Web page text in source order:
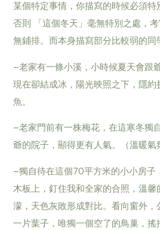
某個特定事情，你描寫的時候必須特
否則 「這個冬天」毫無特別之處，
無鋪排。而本身描寫部分比較弱的同
–老家有一條小溪，小時候夏天會跟
現在卻結成冰，陽光映照之下，隱
魚。
–老家門前有一株梅花，在這寒冬獨
爺的院子，顯得更有人氣。（溫暖氣
–獨自待在這個70平方米的小小房子
木板上，釘住我和全家的合照，溫馨
濛，天色灰敗形成對比。看向窗外，
一片葉子，唯獨一個空了的鳥巢，